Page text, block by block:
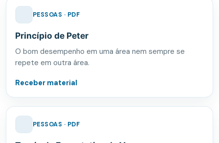
PESSOAS · PDF
Princípio de Peter
O bom desempenho em uma área nem sempre se
repete em outra área.
Receber material
PESSOAS · PDF